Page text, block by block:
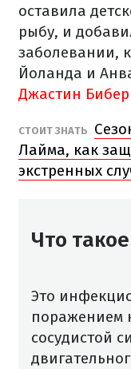
оставила
рыбу, и
заболевании,
Йоланда и
Джастин Бибер
СТОИТ ЗНАТЬ
Лайма, как
экстренных
Что
Это
поражением
сосудистой